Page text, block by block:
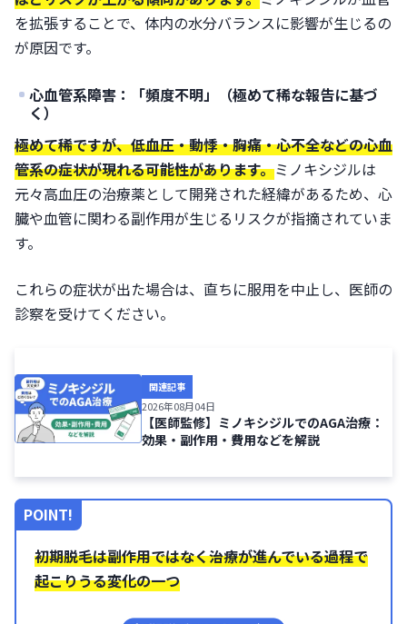
を拡張することで、体内の水分バランスに影響が生じるの
が原因です。
心血管系障害：「頻度不明」（極めて稀な報告に基づ
く）
極めて稀ですが、低血圧・動悸・胸痛・心不全などの心血
管系の症状が現れる可能性があります。ミノキシジルは
元々高血圧の治療薬として開発された経緯があるため、心
臓や血管に関わる副作用が生じるリスクが指摘されていま
す。
これらの症状が出た場合は、直ちに服用を中止し、医師の
診察を受けてください。
関連記事
2026年08月04日
【医師監修】ミノキシジルでのAGA治療：
効果・副作用・費用などを解説
POINT!
初期脱毛は副作用ではなく治療が進んでいる過程で
起こりうる変化の一つ